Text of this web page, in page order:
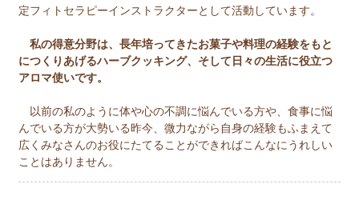
定フィトセラピーインストラクターとして活動しています。
私の得意分野は、長年培ってきたお菓子や料理の経験をもと
につくりあげるハーブクッキング、そして日々の生活に役立つ
アロマ使いです。
以前の私のように体や心の不調に悩んでいる方や、食事に悩
んでいる方が大勢いる昨今、微力ながら自身の経験もふまえて
広くみなさんのお役にたてることができればこんなにうれしい
ことはありません。